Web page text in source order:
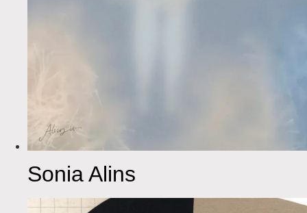
Sonia Alins